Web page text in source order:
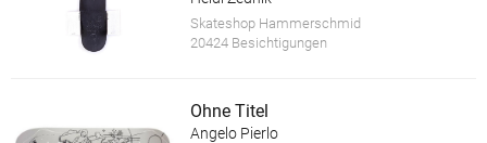
Skateshop Hammerschmid
20424 Besichtigungen
Ohne Titel
Angelo Pierlo